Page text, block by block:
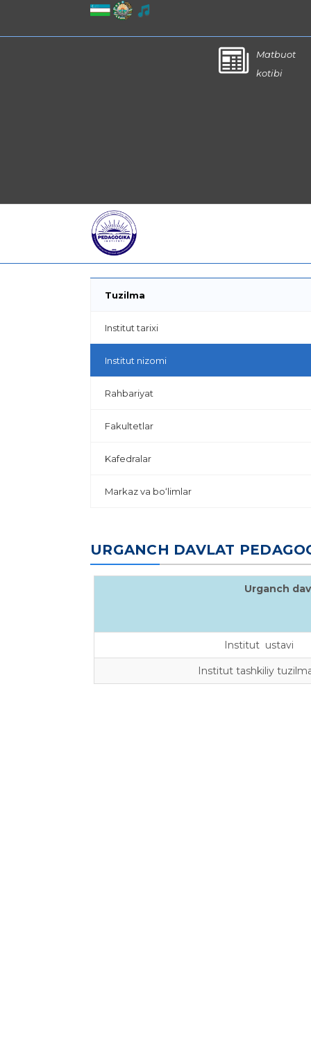
Matbuot
kotibi
Tuzilma
Institut tarixi
Institut nizomi
Rahbariyat
Fakultetlar
Kafedralar
Markaz va bo‘limlar
URGANCH DAVLAT
Urganch
Institut ustavi
Institut tashkiliy